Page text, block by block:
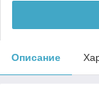
Описание